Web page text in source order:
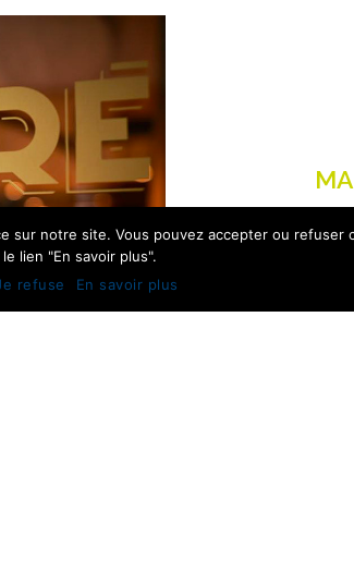
notre site. Vous pouvez accepter ou
lien "En savoir plus".
refuse En savoir plus